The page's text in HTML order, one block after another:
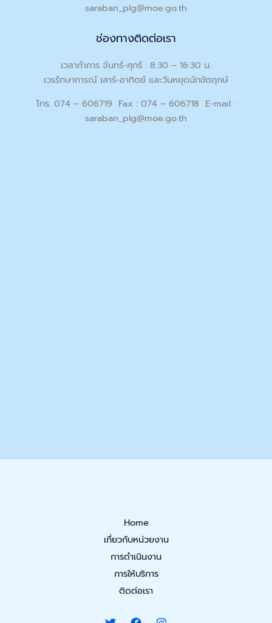
saraban_plg@moe.go.th
ช่องทางติดต่อเรา
เวลาทำการ จันทร์-ศุกร์ : 8:30 – 16:30 น.
เวรรักษาการณ์ เสาร์-อาทิตย์ และวันหยุดนักขัตฤกษ์
โทร. 074 – 606719 Fax : 074 – 606718 E-mail :
saraban_plg@moe.go.th
Home
เกี่ยวกับหน่วยงาน
การดำเนินงาน
การให้บริการ
ติดต่อเรา